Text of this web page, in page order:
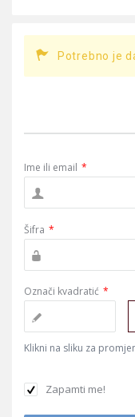
Potrebno je
Ime ili email *
Šifra *
Označi kvadratić *
Klikni na sliku za
Zapamti me!